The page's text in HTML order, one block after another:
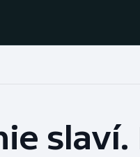
Baseball a softbal
slaví.